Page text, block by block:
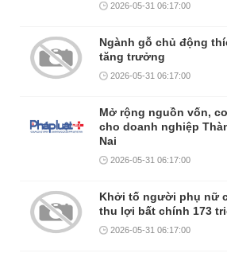
2026-05-31 06:17:00
Ngành gỗ chủ động
tăng trưởng
2026-05-31 06:17:00
Mở rộng nguồn vốn,
cho doanh nghiệp
Nai
2026-05-31 06:17:00
Khởi tố người phụ nữ
thu lợi bất chính 173
2026-05-31 06:17:00